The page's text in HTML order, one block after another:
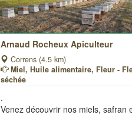
Arnaud Rocheux Apiculteur
Correns (4.5 km)
Miel, Huile alimentaire, Fleur -
séchée
.
Venez découvrir nos miels, safran